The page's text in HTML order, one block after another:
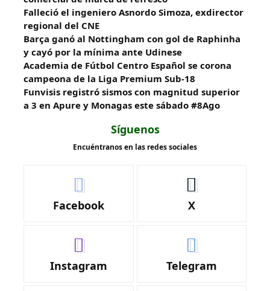
Falleció el ingeniero Asnordo Simoza, exdirector
regional del CNE
Barça ganó al Nottingham con gol de Raphinha
y cayó por la mínima ante Udinese
Academia de Fútbol Centro Español se corona
campeona de la Liga Premium Sub-18
Funvisis registró sismos con magnitud superior
a 3 en Apure y Monagas este sábado #8Ago
Síguenos
Encuéntranos en las redes sociales
Facebook X
Instagram Telegram